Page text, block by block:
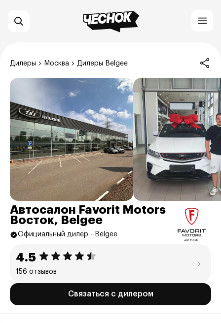
Дилеры Москва Дилеры Belgee
Автосалон Favorit Motors
Восток, Belgee
Официальный дилер - Belgee
4.5
156 отзывов
Связаться с дилером